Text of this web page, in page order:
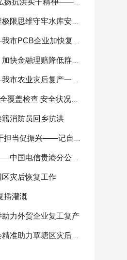
消防员回乡抗洪
灾后恢复工作
插灌溉
力外贸企业复工复产